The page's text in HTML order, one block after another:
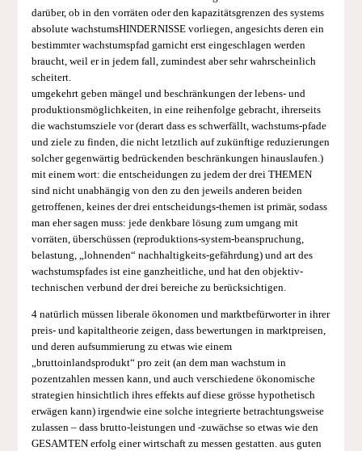
darüber, ob in den vorräten oder den kapazitätsgrenzen des systems
absolute wachstumsHINDERNISSE vorliegen, angesichts deren ein
bestimmter wachstumspfad garnicht erst eingeschlagen werden
braucht, weil er in jedem fall, zumindest aber sehr wahrscheinlich
scheitert.
umgekehrt geben mängel und beschränkungen der lebens- und
produktionsmöglichkeiten, in eine reihenfolge gebracht, ihrerseits
die wachstumsziele vor (derart dass es schwerfällt, wachstums-pfade
und ziele zu finden, die nicht letztlich auf zukünftige reduzierungen
solcher gegenwärtig bedrückenden beschränkungen hinauslaufen.)
mit einem wort: die entscheidungen zu jedem der drei THEMEN
sind nicht unabhängig von den zu den jeweils anderen beiden
getroffenen, keines der drei entscheidungs-themen ist primär, sodass
man eher sagen muss: jede denkbare lösung zum umgang mit
vorräten, überschüssen (reproduktions-system-beanspruchung,
belastung, „lohnenden“ nachhaltigkeits-gefährdung) und art des
wachstumspfades ist eine ganzheitliche, und hat den objektiv-
technischen verbund der drei bereiche zu berücksichtigen.
4 natürlich müssen liberale ökonomen und marktbefürworter in ihrer
preis- und kapitaltheorie zeigen, dass bewertungen in marktpreisen,
und deren aufsummierung zu etwas wie einem
„bruttoinlandsprodukt“ pro zeit (an dem man wachstum in
pozentzahlen messen kann, und auch verschiedene ökonomische
strategien hinsichtlich ihres effekts auf diese grösse hypothetisch
erwägen kann) irgendwie eine solche integrierte betrachtungsweise
zulassen – dass brutto-leistungen und -zuwächse so etwas wie den
GESAMTEN erfolg einer wirtschaft zu messen gestatten. aus guten